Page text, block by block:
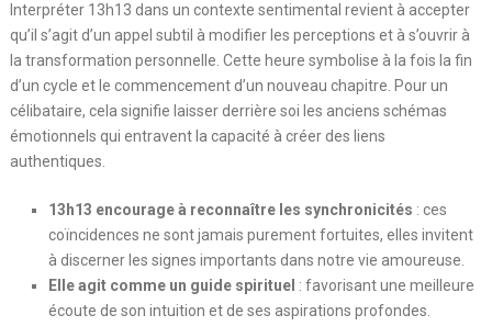
Interpréter 13h13 dans un contexte sentimental revient à accepter
qu’il s’agit d’un appel subtil à modifier les perceptions et à s’ouvrir à
la transformation personnelle. Cette heure symbolise à la fois la fin
d’un cycle et le commencement d’un nouveau chapitre. Pour un
célibataire, cela signifie laisser derrière soi les anciens schémas
émotionnels qui entravent la capacité à créer des liens
authentiques.
13h13 encourage à reconnaître les synchronicités : ces
coïncidences ne sont jamais purement fortuites, elles invitent
à discerner les signes importants dans notre vie amoureuse.
Elle agit comme un guide spirituel : favorisant une meilleure
écoute de son intuition et de ses aspirations profondes.